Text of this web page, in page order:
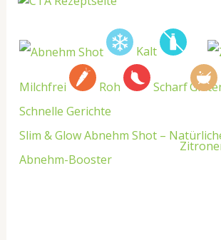
Kalt
Milchfrei Roh
Scharf
Schnelle Gerichte
Slim & Glow Abnehm Shot –
Abnehm-Booster